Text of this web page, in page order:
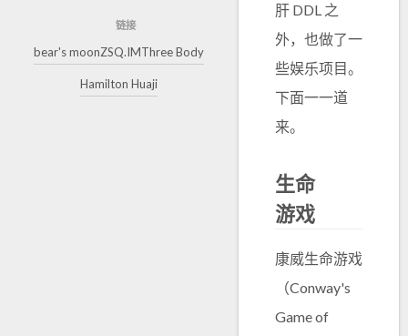
链接
bear's moonZSQ.IMThree Body
Hamilton Huaji
肝 DDL 之
外，也做了一
些娱乐项目。
下面一一道
来。
生命
游戏
康威生命游戏
（Conway's
Game of